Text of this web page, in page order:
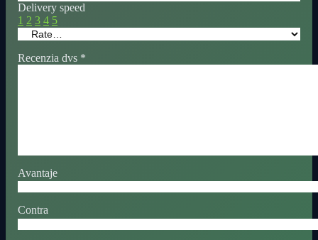
Delivery speed
1 2 3 4 5
Recenzia dvs *
Avantaje
Contra